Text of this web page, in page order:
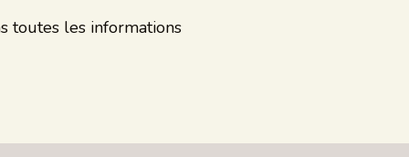
toutes les informations